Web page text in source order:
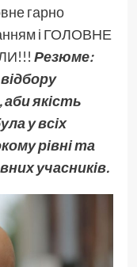
гарно
і ГОЛОВНЕ
Резюме:
якість
у всіх
рівні та
учасників.